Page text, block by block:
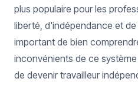
plus populaire pour les
liberté, d'indépendance et
important de bien
inconvénients de ce
de devenir travailleur